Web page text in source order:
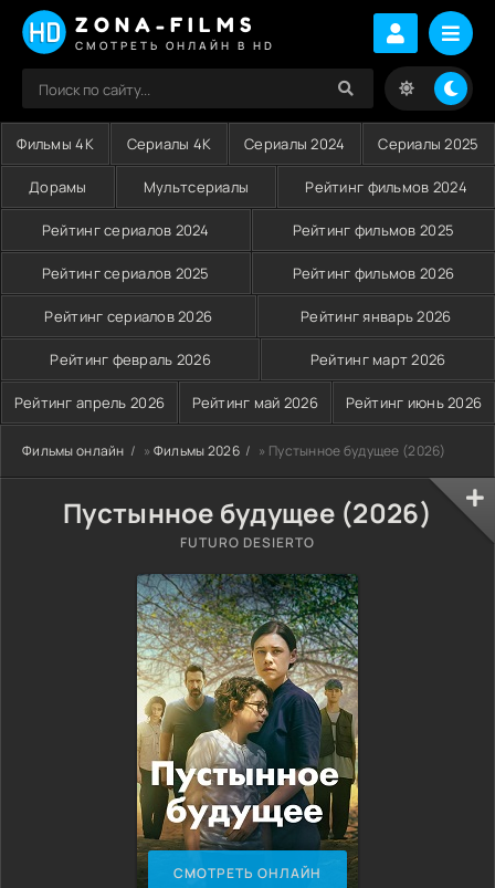
ZONA-FILMS
СМОТРЕТЬ ОНЛАЙН В HD
Фильмы 4K Сериалы 4K Сериалы 2024 Сериалы 2025
Дорамы Мультсериалы Рейтинг фильмов 2024
Рейтинг сериалов 2024 Рейтинг фильмов 2025
Рейтинг сериалов 2025 Рейтинг фильмов 2026
Рейтинг сериалов 2026 Рейтинг январь 2026
Рейтинг февраль 2026 Рейтинг март 2026
Рейтинг апрель 2026 Рейтинг май 2026 Рейтинг июнь 2026
Фильмы онлайн » Фильмы 2026 » Пустынное будущее (2026)
Пустынное будущее (2026)
FUTURO DESIERTO
СМОТРЕТЬ ОНЛАЙН